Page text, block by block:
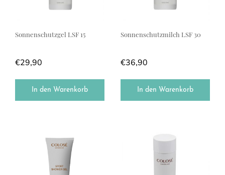
Sonnenschutzgel LSF 15
€29,90
In den Warenkorb
Sonnenschutzmilch LSF 30
€36,90
In den Warenkorb